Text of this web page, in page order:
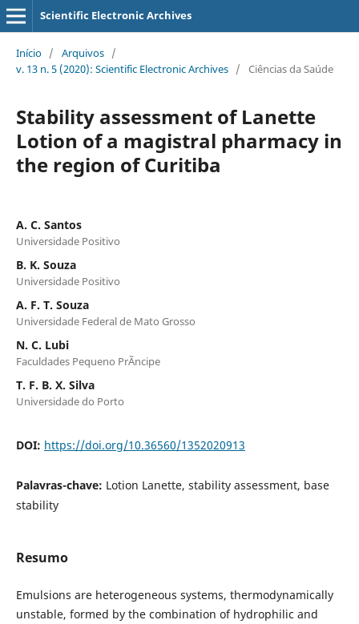
Scientific Electronic Archives
Início / Arquivos /
v. 13 n. 5 (2020): Scientific Electronic Archives / Ciências da Saúde
Stability assessment of Lanette
Lotion of a magistral pharmacy in
the region of Curitiba
A. C. Santos
Universidade Positivo
B. K. Souza
Universidade Positivo
A. F. T. Souza
Universidade Federal de Mato Grosso
N. C. Lubi
Faculdades Pequeno PrÃ­ncipe
T. F. B. X. Silva
Universidade do Porto
DOI: https://doi.org/10.36560/1352020913
Palavras-chave: Lotion Lanette, stability assessment, base
stability
Resumo
Emulsions are heterogeneous systems, thermodynamically
unstable, formed by the combination of hydrophilic and